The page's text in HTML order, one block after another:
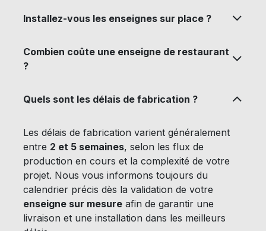
Installez-vous les enseignes sur place ?
Combien coûte une enseigne de restaurant
?
Quels sont les délais de fabrication ?
Les délais de fabrication varient généralement
entre 2 et 5 semaines, selon les flux de
production en cours et la complexité de votre
projet. Nous vous informons toujours du
calendrier précis dès la validation de votre
enseigne sur mesure afin de garantir une
livraison et une installation dans les meilleurs